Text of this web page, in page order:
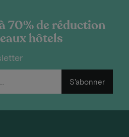
70% de réduction
hôtels
S'abonner